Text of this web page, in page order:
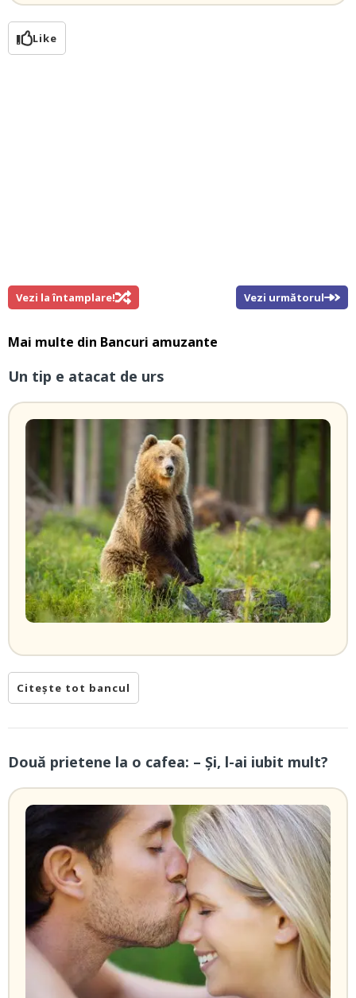
Like
Vezi la întamplare! Vezi următorul
Mai multe din Bancuri amuzante
Un tip e atacat de urs
Citește tot bancul
Două prietene la o cafea: – Și, l-ai iubit mult?